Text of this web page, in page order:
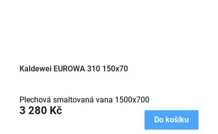
Kaldewei EUROWA 310 150x70
3 280 Kč
Do košíku
Plechová smaltovaná vana 1500x700